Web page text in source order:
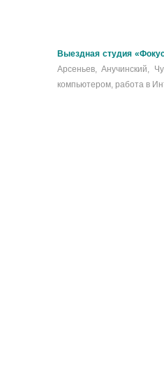
Выездная студия
Арсеньев, Анучинский,
компьютером, работа в